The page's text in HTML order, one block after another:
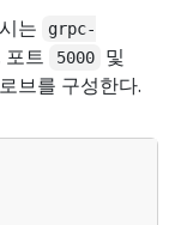
는
grpc-
포트 5000 및
브를 구성한다.